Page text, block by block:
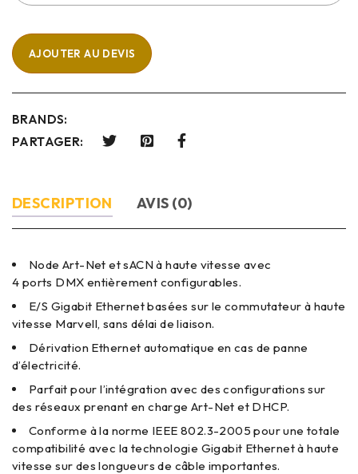
AJOUTER AU DEVIS
BRANDS:
PARTAGER:
DESCRIPTION AVIS (0)
Node Art-Net et sACN à haute vitesse avec
4 ports DMX entièrement configurables.
E/S Gigabit Ethernet basées sur le commutateur à haute
vitesse Marvell, sans délai de liaison.
Dérivation Ethernet automatique en cas de panne
d’électricité.
Parfait pour l’intégration avec des configurations sur
des réseaux prenant en charge Art-Net et DHCP.
Conforme à la norme IEEE 802.3-2005 pour une totale
compatibilité avec la technologie Gigabit Ethernet à haute
vitesse sur des longueurs de câble importantes.